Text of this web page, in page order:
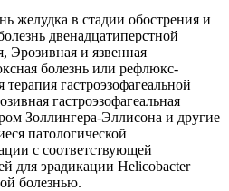
желудка в стадии обострения и
двенадцатиперстной
Эрозивная и язвенная
болезнь или рефлюкс-
гастроэзофагеальной
гастроэзофагеальная
Золлингера-Эллисона и другие
патологической
с соответствующей
для эрадикации Helicobacter
болезнью.